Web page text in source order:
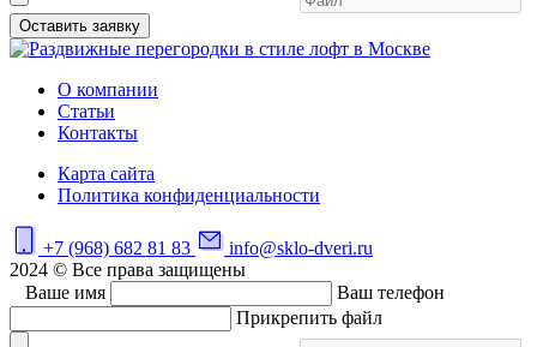
Оставить заявку
О компании
Статьи
Контакты
Карта сайта
Политика конфиденциальности
+7 (968) 682 81 83
info@sklo-dveri.ru
2024 © Все права защищены
Ваше имя
Ваш телефон
Прикрепить файл